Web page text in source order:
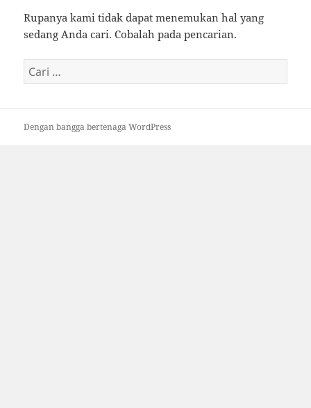
Rupanya kami tidak dapat menemukan hal yang
sedang Anda cari. Cobalah pada pencarian.
Cari
untuk:
Dengan bangga bertenaga WordPress